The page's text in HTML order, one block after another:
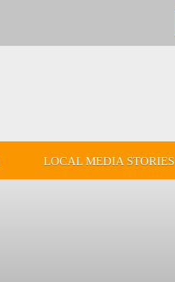
LOCAL MEDIA STORIES